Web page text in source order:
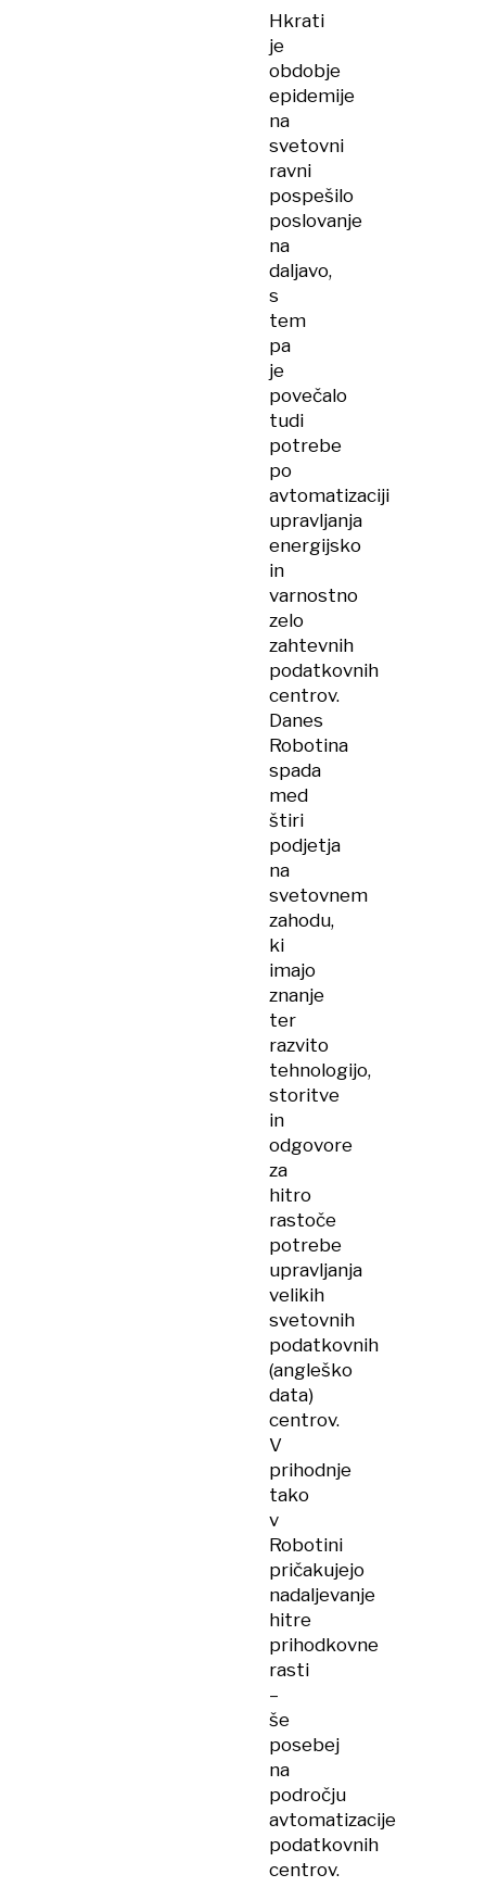
Hkrati
je
obdobje
epidemije
na
svetovni
ravni
pospešilo
poslovanje
na
daljavo,
s
tem
pa
je
povečalo
tudi
potrebe
po
avtomatizaciji
upravljanja
energijsko
in
varnostno
zelo
zahtevnih
podatkovnih
centrov.
Danes
Robotina
spada
med
štiri
podjetja
na
svetovnem
zahodu,
ki
imajo
znanje
ter
razvito
tehnologijo,
storitve
in
odgovore
za
hitro
rastoče
potrebe
upravljanja
velikih
svetovnih
podatkovnih
(angleško
data)
centrov.
V
prihodnje
tako
v
Robotini
pričakujejo
nadaljevanje
hitre
prihodkovne
rasti
–
še
posebej
na
področju
avtomatizacije
podatkovnih
centrov.